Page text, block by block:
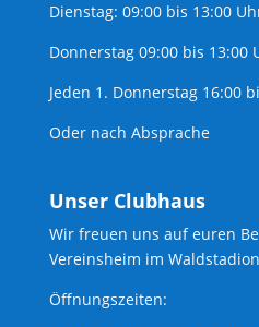
Dienstag: 09:00 bis 13:00
Donnerstag 09:00 bis 13:00
Jeden 1. Donnerstag 16:00
Oder nach Absprache
Unser Clubhaus
Wir freuen uns auf euren
Vereinsheim im
Öffnungszeiten: